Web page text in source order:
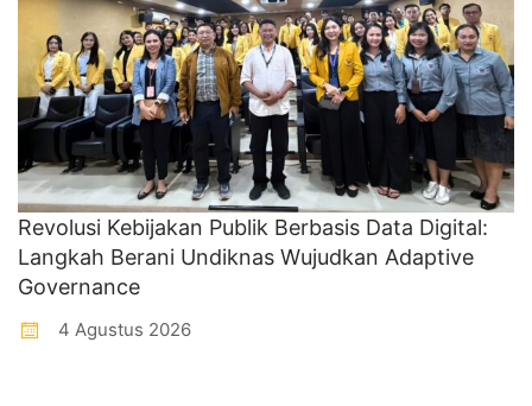
Revolusi Kebijakan Publik Berbasis Data Digital:
Langkah Berani Undiknas Wujudkan Adaptive
Governance
4 Agustus 2026